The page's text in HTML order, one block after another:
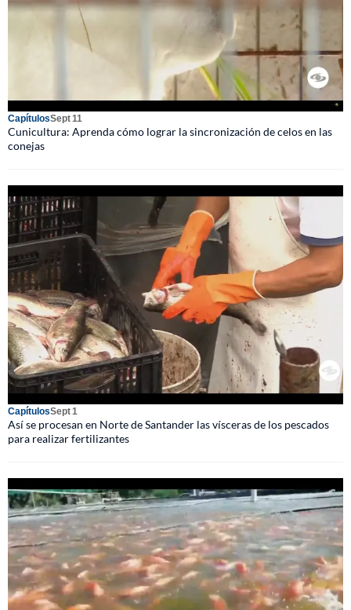
CapítulosSept 11
Cunicultura: Aprenda cómo lograr la sincronización de celos en las
conejas
CapítulosSept 1
Así se procesan en Norte de Santander las vísceras de los pescados
para realizar fertilizantes